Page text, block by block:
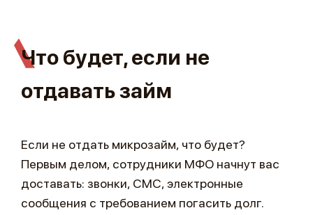
Что будет, если не
отдавать займ
Если не отдать микрозайм, что будет?
Первым делом, сотрудники МФО начнут вас
доставать: звонки, СМС, электронные
сообщения с требованием погасить долг.